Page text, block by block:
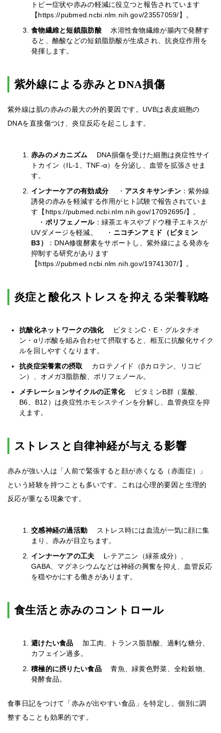
トピー症状や赤みの軽減に役立つと報告されています
【https://pubmed.ncbi.nlm.nih.gov/23557059/】。
食物繊維と短鎖脂肪酸
水溶性食物繊維が腸内で発酵す
ると、酪酸などの短鎖脂肪酸が生成され、抗炎症作用を
発揮します。
紫外線による赤みとDNA損傷
紫外線は肌の赤みの最大の外的要因です。UVBは表皮細胞の
DNAを直接傷つけ、炎症反応を起こします。
赤みのメカニズム
DNA損傷を受けた細胞は炎症性サイ
トカイン（IL-1、TNF-α）を分泌し、血管を拡張させま
す。
インナーケアの有効成分
・ アスタキサンチン ：紫外線
誘発の赤みを軽減する作用がヒト試験で報告されていま
す【https://pubmed.ncbi.nlm.nih.gov/17092695/】。
・ ポリフェノール：緑茶エキスやブドウ種子エキスが
UVダメージを軽減。 ・ ニコチンアミド（ビタミン
B3）
：DNA修復酵素をサポートし、紫外線による発赤を
抑制する研究があります
【https://pubmed.ncbi.nlm.nih.gov/19741307/】。
炎症と酸化ストレスを抑える栄養戦略
抗酸化ネットワークの強化
ビタミンC・E・グルタチオ
ン・αリポ酸を組み合わせて摂取すると、相互に抗酸化サイク
ルを回しやすくなります。
抗炎症栄養素の摂取
カロテノイド（βカロテン、リコピ
ン）、オメガ3脂肪酸、ポリフェノール。
メチレーションサイクルの正常化
ビタミンB群（葉酸、
B6、B12）は炎症性ホモシステインを分解し、血管炎症を抑
えます。
ストレスと自律神経が与える影響
赤みが強い人は「人前で緊張すると顔が赤くなる（赤面症）」
という経験を持つことも多いです。これは心理的要因と生理的
反応が重なる現象です。
交感神経の過活動
ストレス時には血流が一気に顔に集
まり、赤みが目立ちます。
インナーケアの工夫
L-テアニン（緑茶成分）、
GABA、マグネシウムなどは神経の興奮を抑え、血管反応
を穏やかにする働きがあります。
食生活と赤みのコントロール
避けたい食品
加工肉、トランス脂肪酸、過剰な糖分、
カフェイン過多。
積極的に摂りたい食品
青魚、緑黄色野菜、全粒穀物、
発酵食品。
食事日記をつけて「赤みが出やすい食品」を特定し、個別に調
整することも効果的です。